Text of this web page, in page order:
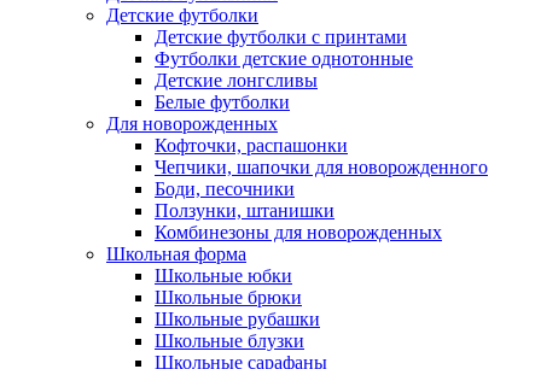
Детские футболки
Детские футболки с принтами
Футболки детские однотонные
Детские лонгсливы
Белые футболки
Для новорожденных
Кофточки, распашонки
Чепчики, шапочки для новорожденного
Боди, песочники
Ползунки, штанишки
Комбинезоны для новорожденных
Школьная форма
Школьные юбки
Школьные брюки
Школьные рубашки
Школьные блузки
Школьные сарафаны